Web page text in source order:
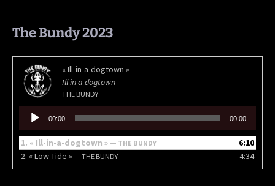
The Bundy 2023
« Ill-in-a-dogtown »
Ill in a dogtown
THE BUNDY
Lecteur
audio
00:00 00:00
1. « Ill-in-a-dogtown » — THE BUNDY
6:10
2. « Low-Tide » — THE BUNDY 4:34